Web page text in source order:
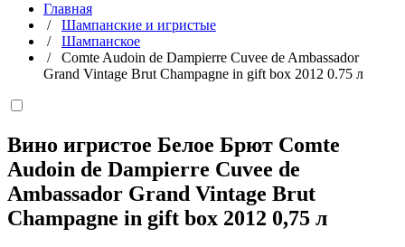
Главная
/ Шампанские и игристые
/ Шампанское
/ Comte Audoin de Dampierre Cuvee de Ambassador
Grand Vintage Brut Champagne in gift box 2012 0.75 л
Вино игристое Белое Брют Comte
Audoin de Dampierre Cuvee de
Ambassador Grand Vintage Brut
Champagne in gift box 2012 0,75 л